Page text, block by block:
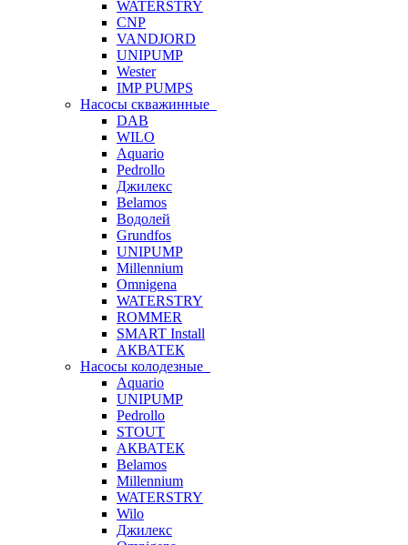
WATERSTRY
CNP
VANDJORD
UNIPUMP
Wester
IMP PUMPS
Насосы скважинные
DAB
WILO
Aquario
Pedrollo
Джилекс
Belamos
Водолей
Grundfos
UNIPUMP
Millennium
Omnigena
WATERSTRY
ROMMER
SMART Install
АКВАТЕК
Насосы колодезные
Aquario
UNIPUMP
Pedrollo
STOUT
АКВАТЕК
Belamos
Millennium
WATERSTRY
Wilo
Джилекс